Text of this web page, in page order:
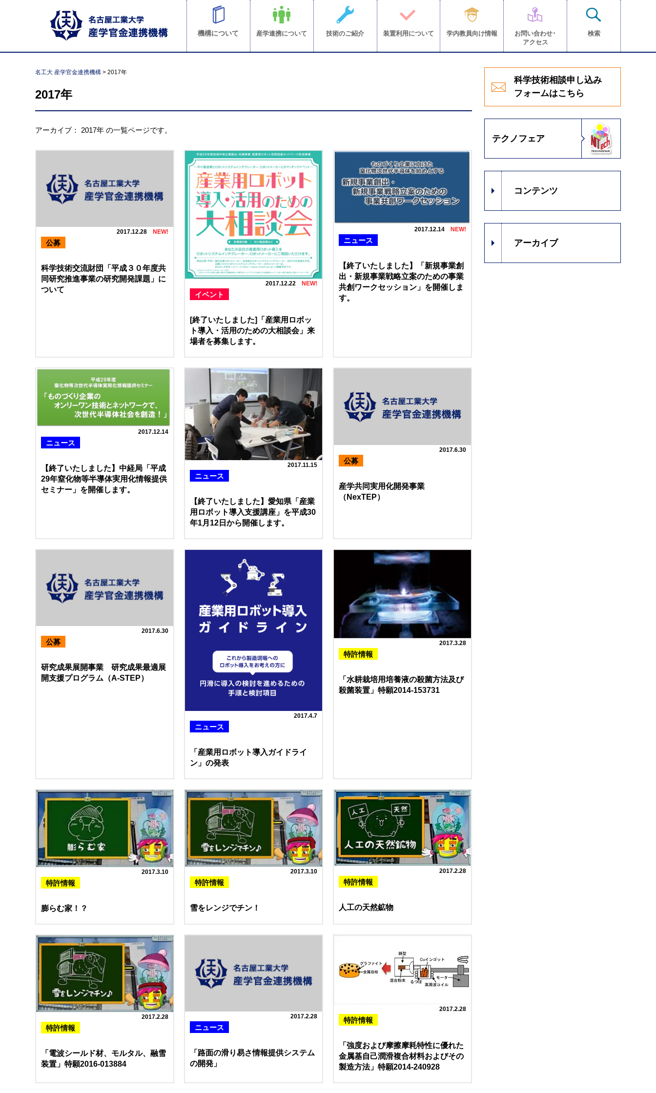
機構について 産学連携について 技術のご紹介 装置利用について 学内教員向け情報
お問い合わせ･
アクセス
検索
名工大 産学官金連携機構 > 2017年
2017年
アーカイブ： 2017年 の一覧ページです。
2017.12.28
公募
科学技術交流財団「平成３０年度共
同研究推進事業の研究開発課題」に
ついて
2017.12.22
イベント
[終了いたしました]「産業用ロボッ
ト導入・活用のための大相談会」来
場者を募集します。
2017.12.14
ニュース
【終了いたしました】「新規事業創
出・新規事業戦略立案のための事業
共創ワークセッション」を開催しま
す。
2017.12.14
ニュース
【終了いたしました】中経局「平成
29年窒化物等半導体実用化情報提供
セミナー」を開催します。
2017.11.15
ニュース
【終了いたしました】愛知県「産業
用ロボット導入支援講座」を平成30
年1月12日から開催します。
2017.6.30
公募
産学共同実用化開発事業
（NexTEP）
2017.6.30
公募
研究成果展開事業 研究成果最適展
開支援プログラム（A-STEP）
2017.4.7
ニュース
「産業用ロボット導入ガイドライ
ン」の発表
2017.3.28
特許情報
「水耕栽培用培養液の殺菌方法及び
殺菌装置」特願2014-153731
2017.3.10
特許情報
膨らむ家！？
2017.3.10
特許情報
雪をレンジでチン！
2017.2.28
特許情報
人工の天然鉱物
2017.2.28
特許情報
「電波シールド材、モルタル、融雪
装置」特願2016-013884
2017.2.28
ニュース
「路面の滑り易さ情報提供システム
の開発」
2017.2.28
特許情報
「強度および摩擦摩耗特性に優れた
金属基自己潤滑複合材料およびその
製造方法」特願2014-240928
科学技術相談申し込み
フォームはこちら
テクノフェア
コンテンツ
アーカイブ